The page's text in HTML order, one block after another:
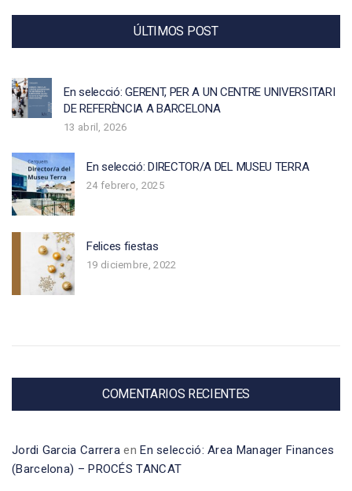
ÚLTIMOS POST
En selecció: GERENT, PER A UN CENTRE UNIVERSITARI
DE REFERÈNCIA A BARCELONA
13 abril, 2026
En selecció: DIRECTOR/A DEL MUSEU TERRA
24 febrero, 2025
Felices fiestas
19 diciembre, 2022
COMENTARIOS RECIENTES
Jordi Garcia Carrera enEn selecció: Area Manager Finances
(Barcelona) – PROCÉS TANCAT